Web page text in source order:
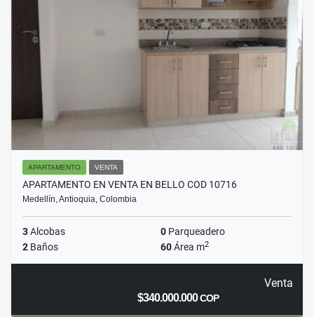
APARTAMENTO VENTA
APARTAMENTO EN VENTA EN BELLO COD 10716
Medellín, Antioquia, Colombia
3Alcobas 0 Parqueadero
2 Baños 60Área m2
Venta
$340.000.000COP